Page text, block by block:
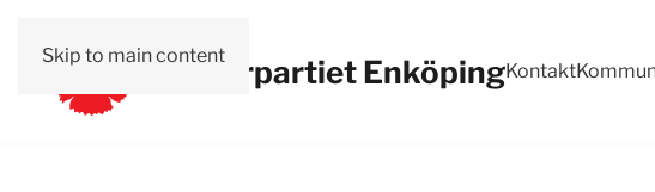
Skip to main contentVänsterpartiet EnköpingKontakt